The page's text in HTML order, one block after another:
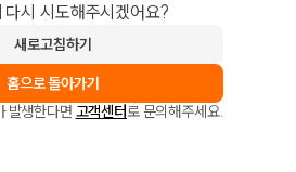
다시 시도해주시겠어요?
새로고침하기
홈으로 돌아가기
발생한다면 고객센터로 문의해주세요.